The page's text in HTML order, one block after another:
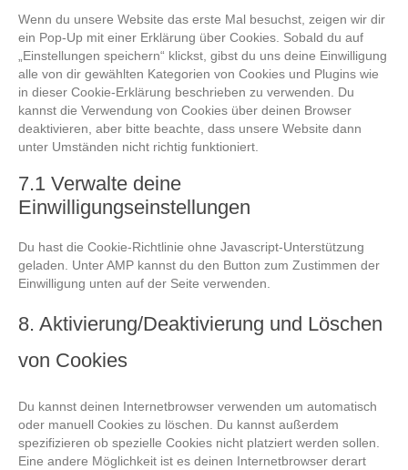
Wenn du unsere Website das erste Mal besuchst, zeigen wir dir
ein Pop-Up mit einer Erklärung über Cookies. Sobald du auf
„Einstellungen speichern“ klickst, gibst du uns deine Einwilligung
alle von dir gewählten Kategorien von Cookies und Plugins wie
in dieser Cookie-Erklärung beschrieben zu verwenden. Du
kannst die Verwendung von Cookies über deinen Browser
deaktivieren, aber bitte beachte, dass unsere Website dann
unter Umständen nicht richtig funktioniert.
7.1 Verwalte deine
Einwilligungseinstellungen
Du hast die Cookie-Richtlinie ohne Javascript-Unterstützung
geladen. Unter AMP kannst du den Button zum Zustimmen der
Einwilligung unten auf der Seite verwenden.
8. Aktivierung/Deaktivierung und Löschen
von Cookies
Du kannst deinen Internetbrowser verwenden um automatisch
oder manuell Cookies zu löschen. Du kannst außerdem
spezifizieren ob spezielle Cookies nicht platziert werden sollen.
Eine andere Möglichkeit ist es deinen Internetbrowser derart